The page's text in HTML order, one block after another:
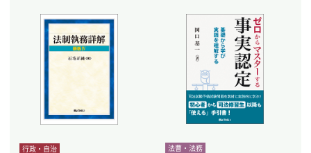
行政・自治 法曹・法務